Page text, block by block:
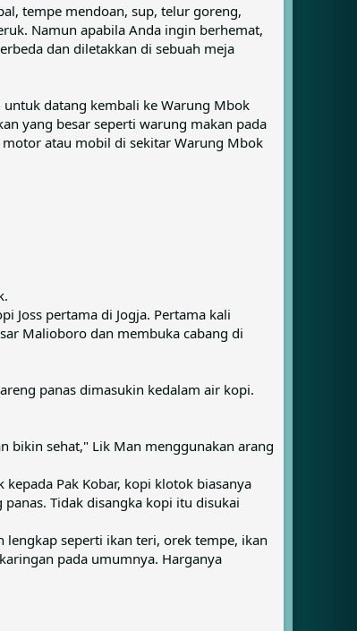
tempe mendoan, sup, telur goreng,
Namun apabila Anda ingin berhemat,
dan diletakkan di sebuah meja
datang kembali ke Warung Mbok
yang besar seperti warung makan pada
atau mobil di sekitar Warung Mbok
Joss pertama di Jogja. Pertama kali
Malioboro dan membuka cabang di
panas dimasukin kedalam air kopi.
bikin sehat," Lik Man menggunakan arang
Pak Kobar, kopi klotok biasanya
Tidak disangka kopi itu disukai
lengkap seperti ikan teri, orek tempe, ikan
pada umumnya. Harganya